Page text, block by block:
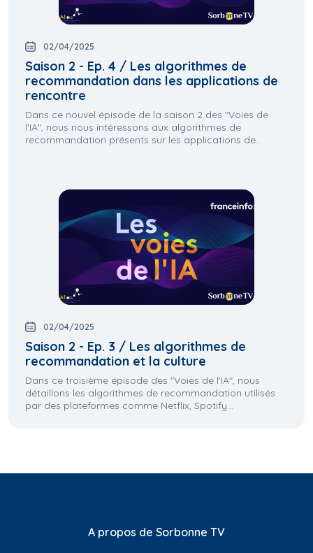
02/04/2025
Saison 2 - Ep. 4 / Les algorithmes de
recommandation dans les applications de
rencontre
Dans ce nouvel épisode de la saison 2 des "Voies de
l'IA", nous nous intéressons aux algorithmes de
recommandation présents sur les applications de...
02/04/2025
Saison 2 - Ep. 3 / Les algorithmes de
recommandation et la culture
Dans ce troisième épisode des "Voies de l'IA", nous
détaillons les algorithmes de recommandation utilisés
par des plateformes comme Netflix, Spotify...
A propos de Sorbonne TV